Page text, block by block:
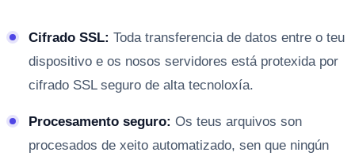
Cifrado SSL: Toda transferencia de datos entre o teu
dispositivo e os nosos servidores está protexida por
cifrado SSL seguro de alta tecnoloxía.
Procesamento seguro: Os teus arquivos son
procesados de xeito automatizado, sen que ningún